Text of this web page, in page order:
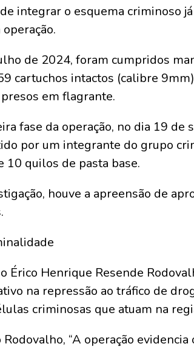
integrar o esquema criminoso
de 2024, foram cumpridos
cartuchos intactos (calibre
em flagrante.
fase da operação, no dia 19
por um integrante do grupo
10 quilos de pasta base.
houve a apreensão de
Érico Henrique Resende
na repressão ao tráfico de
criminosas que atuam na
“A operação